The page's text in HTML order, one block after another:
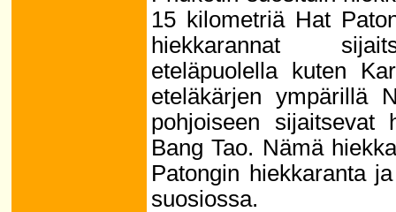
15 kilometriä Hat
hiekkarannat
eteläpuolella kuten
eteläkärjen ympärillä
pohjoiseen sijaitsevat
Bang Tao. Nämä
Patongin hiekkaranta
suosiossa.